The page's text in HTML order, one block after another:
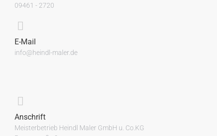
09461 - 2720
E-Mail
info@heindl-maler.de
Anschrift
Meisterbetrieb Heindl Maler GmbH u. Co.KG